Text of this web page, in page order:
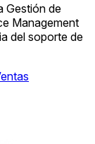
Gestión de
Management
del soporte de